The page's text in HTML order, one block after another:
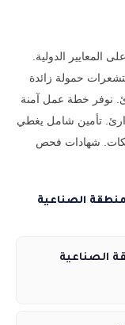
المعايير الدولية.
حمولة زائدة
نوفر خطة عمل آمنة
تأمين شامل يغطي
شهادات فحص
الصناعية
الصناعية